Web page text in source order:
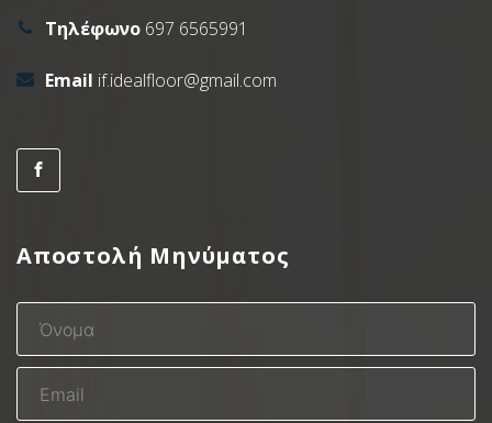
Τηλέφωνο 697 6565991
Email if.idealfloor@gmail.com
Αποστολή Μηνύματος